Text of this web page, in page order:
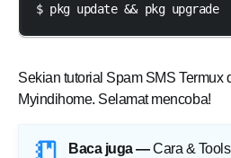
$ pkg update && pkg upgrade
Sekian tutorial Spam SMS Termux
Myindihome. Selamat mencoba!
Baca juga — Cara &